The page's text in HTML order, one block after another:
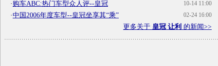
10-14 11:00
·购车ABC:热门车型众人评--皇冠
02-24 16:00
·中国2006年度车型--皇冠坐享其“乘”
更多关于 皇冠 让利 的新闻>>